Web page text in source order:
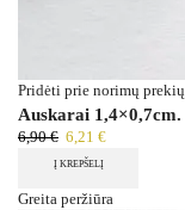
Pridėti prie norimų prekių
Auskarai 1,4×0,7cm.
6,90€ 6,21 €
Į KREPŠELĮ
Greita peržiūra